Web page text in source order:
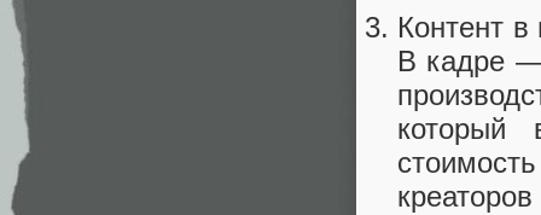
Контент
В кадре
который